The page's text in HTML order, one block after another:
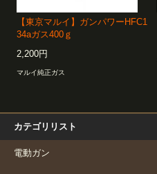
【東京マルイ】ガンパワーHFC1
34aガス400ｇ
2,200円
マルイ純正ガス
カテゴリリスト
電動ガン